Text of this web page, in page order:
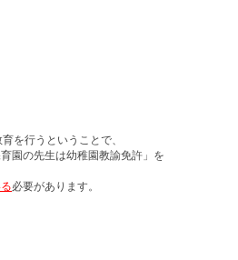
を行うということで、
園の先生は幼稚園教諭免許」を
必要があります。